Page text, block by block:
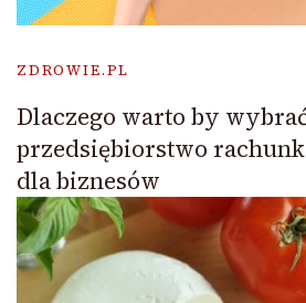
ZDROWIE.PL
Dlaczego warto by
przedsiębiorstwo
dla biznesów